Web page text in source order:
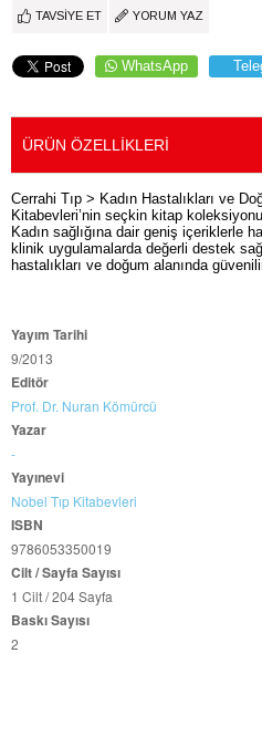
TAVSIYE ET YORUM YAZ
WhatsApp
ÜRÜN ÖZELLIKLERI
Cerrahi Tıp > Kadın Hastalıkları ve
Kitabevleri’nin seçkin kitap
Kadın sağlığına dair geniş içeriklerle
klinik uygulamalarda değerli destek
hastalıkları ve doğum alanında
Yayım Tarihi
9/2013
Editör
Prof. Dr. Nuran Kömürcü
Yazar
-
Yayınevi
Nobel Tıp Kitabevleri
ISBN
9786053350019
Cilt / Sayfa Sayısı
1 Cilt / 204 Sayfa
Baskı Sayısı
2